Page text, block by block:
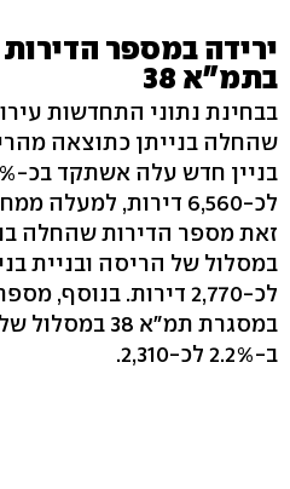
ירידה במספר
בתמ"א 38
בבחינת נתוני התחדשות
שהחלה בנייתן כתוצאה
לכ-6,560 דירות,
לכ-2,770 דירות.
במסגרת תמ"א 38
ב-2.2% לכ-2,310.